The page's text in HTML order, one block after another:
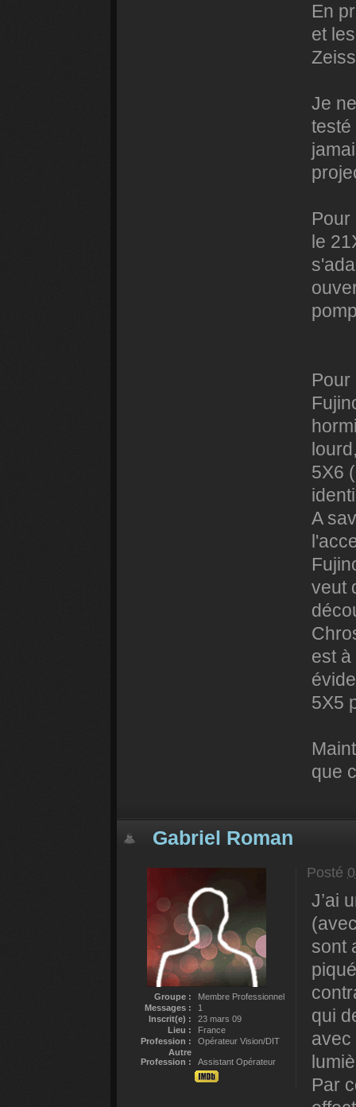
En
et
Je
testé
le
5X6
A
veut
est
5X5
que
Gabriel Roman
Groupe :
Membre Professionnel
Messages :
1
Inscrit(e) :
23 mars 09
Lieu :
France
Profession :
Opérateur Vision/DIT
Autre
Profession :
Assistant Opérateur
Posté
J’ai
sont
qui
avec
Par